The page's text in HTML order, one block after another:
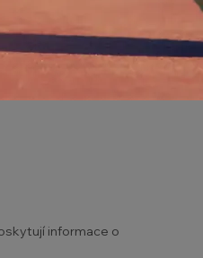
informace o